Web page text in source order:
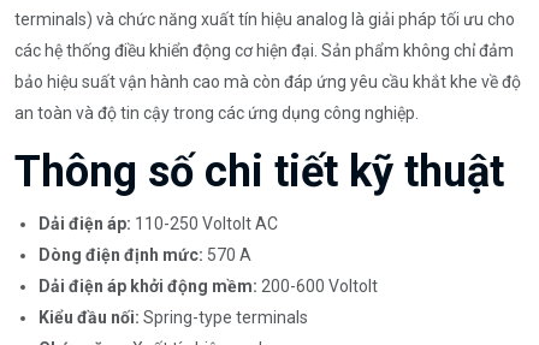
terminals) và chức năng xuất tín hiệu analog là giải pháp tối ưu cho
các hệ thống điều khiển động cơ hiện đại. Sản phẩm không chỉ đảm
bảo hiệu suất vận hành cao mà còn đáp ứng yêu cầu khắt khe về độ
an toàn và độ tin cậy trong các ứng dụng công nghiệp.
Thông số chi tiết kỹ thuật
Dải điện áp: 110-250 Voltolt AC
Dòng điện định mức: 570 A
Dải điện áp khởi động mềm: 200-600 Voltolt
Kiểu đầu nối: Spring-type terminals